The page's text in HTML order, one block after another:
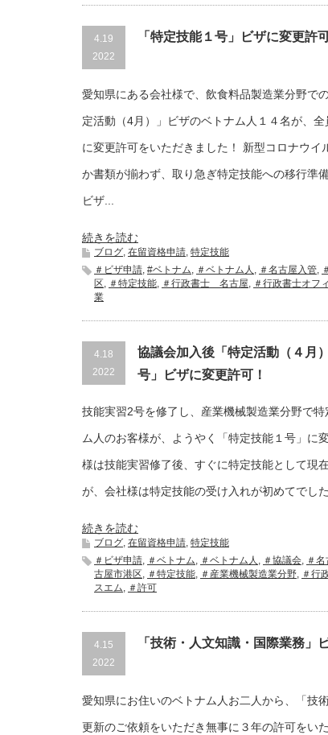
4.19
2022
「特定技能１号」ビザに変更許
愛知県にある会社様で、飲食料品製造業分野で
定活動（4月）」ビザのベトナム人１４名が、
に変更許可をいただきました！ 新型コロナウイ
か書類が揃わず、取り急ぎ特定技能への移行準
ビザ...
続きを読む
ブログ, 在留資格申請, 特定技能
＃ビザ申請, #ベトナム, ＃ベトナム人 , ＃名古屋入管,
区, ＃特定技能, ＃行政書士 名古屋, ＃行政書士オフ
業
4.18
2022
協議会加入後「特定活動（４月
号」ビザに変更許可！
技能実習2号を修了し、産業機械製造業分野で
ム人のお客様が、ようやく「特定技能１号」に
様は技能実習修了後、すぐに特定技能として現
が、会社様は特定技能の受け入れが初めてでした
続きを読む
ブログ, 在留資格申請, 特定技能
＃ビザ申請, ＃ベトナム, ＃ベトナム人 , ＃協議会, ＃
古屋市港区, ＃特定技能, ＃産業機械製造業分野, ＃行
スエム, ＃許可
4.15
2022
「技術・人文知識・国際業務」
愛知県にお住いのベトナム人お二人から、「技
更新のご依頼をいただき無事に３年の許可をい